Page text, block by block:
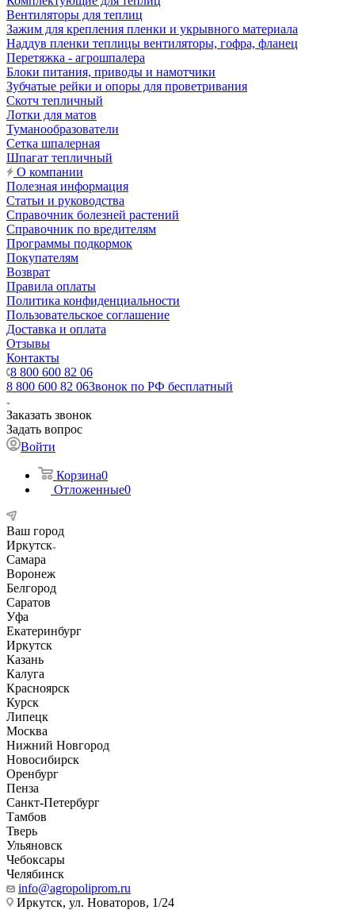
Вентиляторы для теплиц
Зажим для крепления пленки и укрывного материала
Наддув пленки теплицы вентиляторы, гофра, фланец
Перетяжка - агрошпалера
Блоки питания, приводы и намотчики
Зубчатые рейки и опоры для проветривания
Скотч тепличный
Лотки для матов
Туманообразователи
Сетка шпалерная
Шпагат тепличный
О компании
Полезная информация
Статьи и руководства
Справочник болезней растений
Справочник по вредителям
Программы подкормок
Покупателям
Возврат
Правила оплаты
Политика конфиденциальности
Пользовательское соглашение
Доставка и оплата
Отзывы
Контакты
8 800 600 82 06
8 800 600 82 06Звонок по РФ бесплатный
Заказать звонок
Задать вопрос
Войти
Корзина0
Отложенные0
Ваш город
Иркутск
Самара
Воронеж
Белгород
Саратов
Уфа
Екатеринбург
Иркутск
Казань
Калуга
Красноярск
Курск
Липецк
Москва
Нижний Новгород
Новосибирск
Оренбург
Пенза
Санкт-Петербург
Тамбов
Тверь
Ульяновск
Чебоксары
Челябинск
info@agropoliprom.ru
Иркутск, ул. Новаторов, 1/24